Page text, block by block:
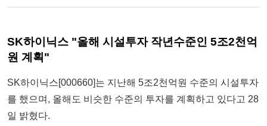
SK하이닉스 "올해 시설투자 작년수준인 5조2천억
원 계획"
SK하이닉스[000660]는 지난해 5조2천억원 수준의 시설투자
를 했으며, 올해도 비슷한 수준의 투자를 계획하고 있다고 28
일 밝혔다.